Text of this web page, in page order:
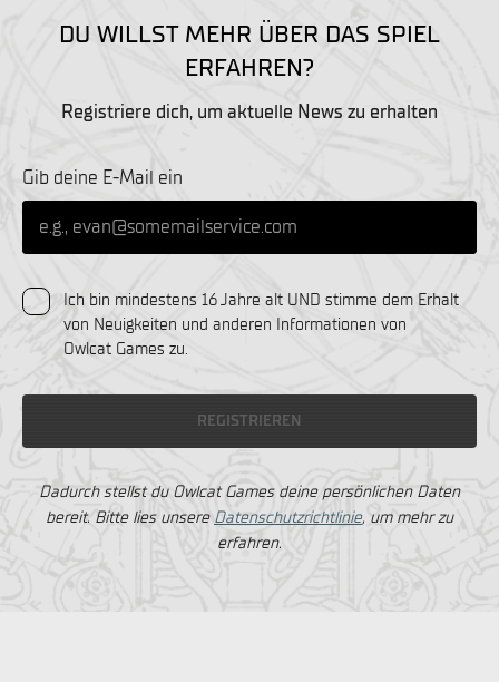
DU WILLST MEHR ÜBER DAS SPIEL
ERFAHREN?
Registriere dich, um aktuelle News zu erhalten
Gib deine E-Mail ein
REGISTRIEREN
Ich bin mindestens 16 Jahre alt UND stimme dem Erhalt
von Neuigkeiten und anderen Informationen von
Owlcat Games zu.
Dadurch stellst du Owlcat Games deine persönlichen Daten
bereit. Bitte lies unsere Datenschutzrichtlinie, um mehr zu
erfahren.